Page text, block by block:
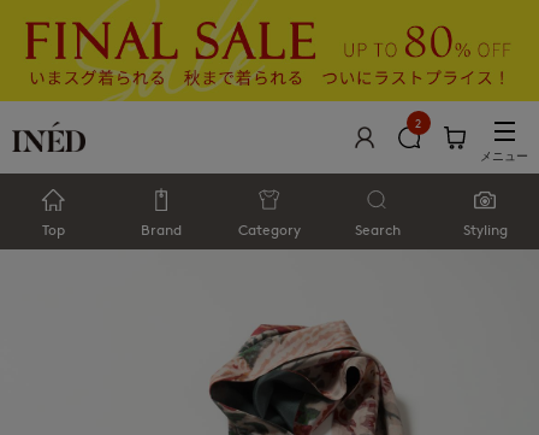
2
メニュー
Top Brand Category Search Styling